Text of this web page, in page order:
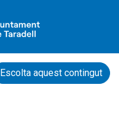
Escolta aquest contingut